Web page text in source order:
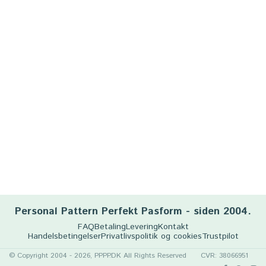
Personal Pattern Perfekt Pasform - siden 2004.
FAQBetalingLeveringKontakt
HandelsbetingelserPrivatlivspolitik og cookiesTrustpilot
© Copyright 2004 - 2026, PPPP.DK All Rights Reserved CVR: 38066951